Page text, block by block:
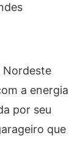
Nordeste
a energia
por seu
que